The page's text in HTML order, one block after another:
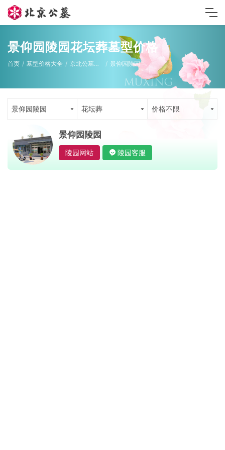
景仰园陵园花坛葬墓型价格
首页 墓型价格大全 京北公墓墓型 景仰园陵园
景仰园陵园 花坛葬 价格不限
景仰园陵园
陵园网站 陵园客服